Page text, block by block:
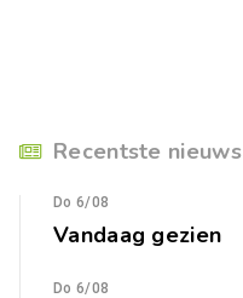
Recentste nieuws
Do 6/08
Vandaag gezien
Do 6/08